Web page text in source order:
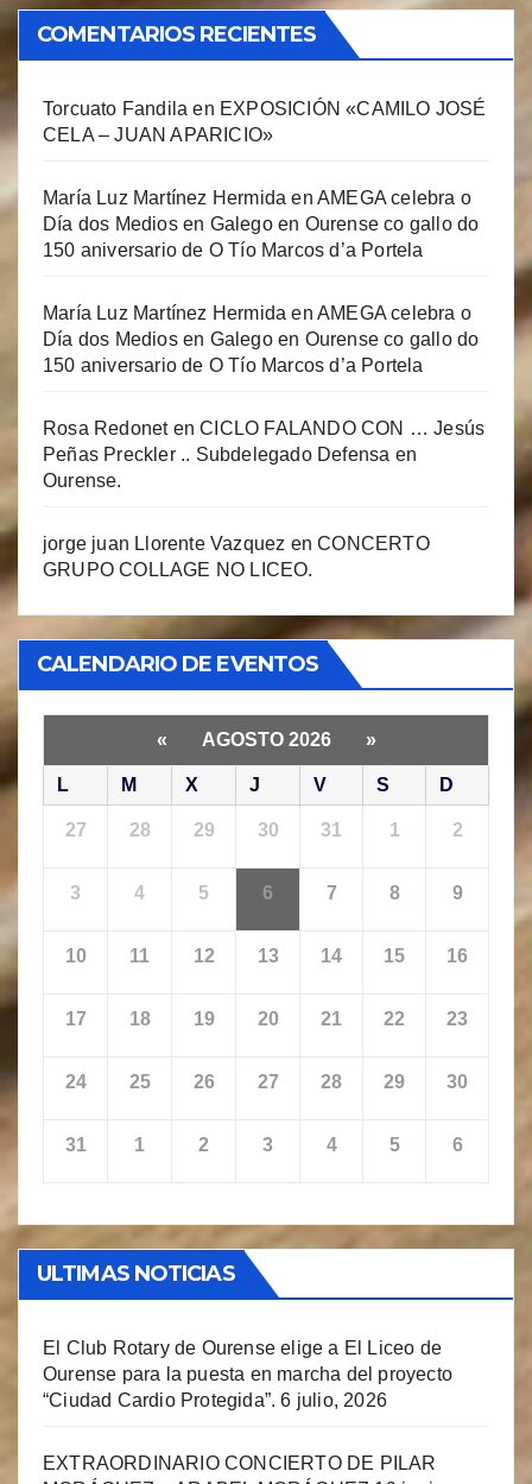
COMENTARIOS RECIENTES
Torcuato Fandila en EXPOSICIÓN «CAMILO JOSÉ
CELA – JUAN APARICIO»
María Luz Martínez Hermida enAMEGA celebra o
Día dos Medios en Galego en Ourense co gallo do
150 aniversario de O Tío Marcos d’a Portela
María Luz Martínez Hermida enAMEGA celebra o
Día dos Medios en Galego en Ourense co gallo do
150 aniversario de O Tío Marcos d’a Portela
Rosa RedonetenCICLO FALANDO CON … Jesús
Peñas Preckler .. Subdelegado Defensa en
Ourense.
jorge juan Llorente Vazquez enCONCERTO
GRUPO COLLAGE NO LICEO.
CALENDARIO DE EVENTOS
« AGOSTO 2026 »
L M X J V S D
27 28 29 30 31 1 2
3 4 5 6 7 8 9
10 11 12 13 14 15 16
17 18 19 20 21 22 23
24 25 26 27 28 29 30
31 1 2 3 4 5 6
ULTIMAS NOTICIAS
El Club Rotary de Ourense elige a El Liceo de
Ourense para la puesta en marcha del proyecto
“Ciudad Cardio Protegida”. 6 julio, 2026
EXTRAORDINARIO CONCIERTO DE PILAR